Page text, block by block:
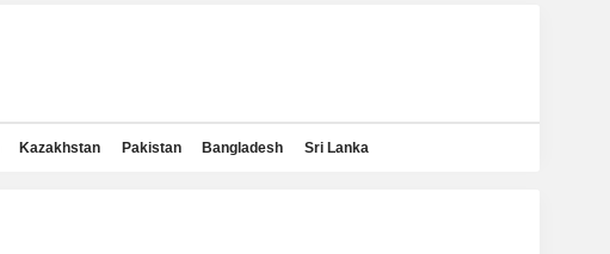
Kazakhstan Pakistan Bangladesh Sri Lanka